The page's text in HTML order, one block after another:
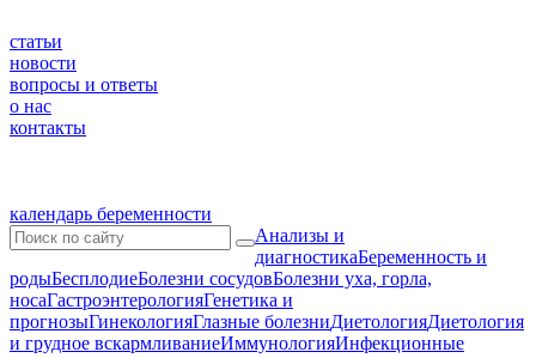
статьи
новости
вопросы и ответы
о нас
контакты
календарь беременности
Анализы и
диагностикаБеременность и
родыБесплодиеБолезни сосудовБолезни уха, горла,
носаГастроэнтерологияГенетика и
прогнозыГинекологияГлазные болезниДиетологияДиетология
и грудное вскармливаниеИммунологияИнфекционные